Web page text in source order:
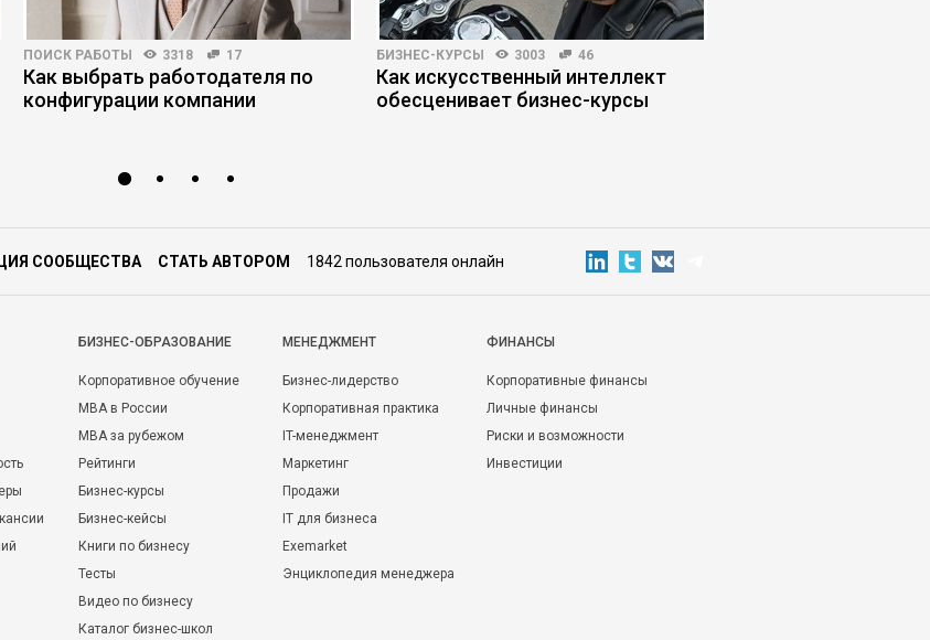
ПОИСК РАБОТЫ 3318 17
Как выбрать работодателя по
конфигурации компании
БИЗНЕС-КУРСЫ 3003 46
Как искусственный интеллект
обесценивает бизнес-курсы
СООБЩЕСТВА СТАТЬ АВТОРОМ 1842 пользователя онлайн
БИЗНЕС-ОБРАЗОВАНИЕ
Корпоративное обучение
MBA в России
MBA за рубежом
Рейтинги
Бизнес-курсы
Бизнес-кейсы
Книги по бизнесу
Тесты
Видео по бизнесу
Каталог бизнес-школ
МЕНЕДЖМЕНТ
Бизнес-лидерство
Корпоративная практика
IT-менеджмент
Маркетинг
Продажи
IT для бизнеса
Exemarket
Энциклопедия менеджера
ФИНАНСЫ
Корпоративные финансы
Личные финансы
Риски и возможности
Инвестиции